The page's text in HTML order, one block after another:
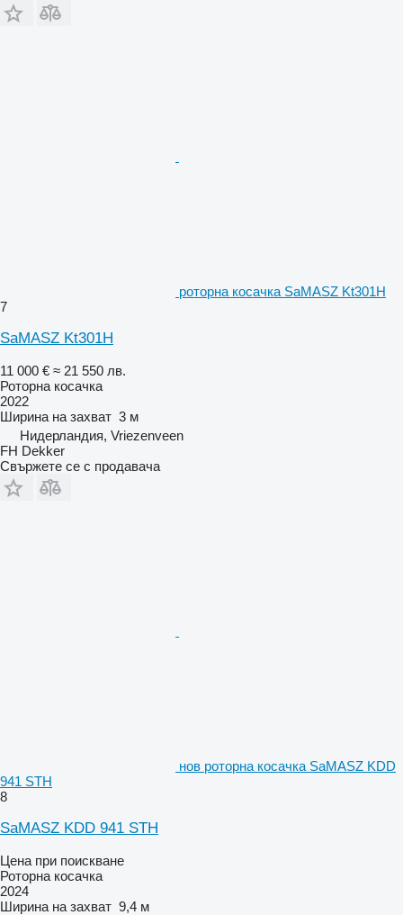
роторна косачка SaMASZ Kt301H
7
SaMASZ Kt301H
11 000 € ≈ 21 550 лв.
Роторна косачка
2022
Ширина на захват 3 м
Нидерландия, Vriezenveen
FH Dekker
Свържете се с продавача
нов роторна косачка SaMASZ KDD
941 STH
8
SaMASZ KDD 941 STH
Цена при поискване
Роторна косачка
2024
Ширина на захват 9,4 м